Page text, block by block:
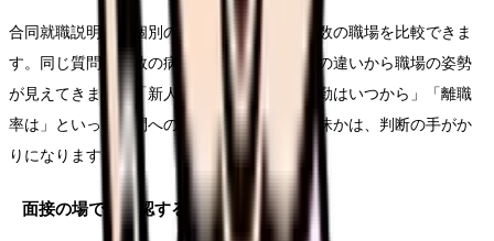
合同就職説明会や個別の病院説明会では、複数の職場を比較できま
す。同じ質問を複数の病院にすると、答え方の違いから職場の姿勢
が見えてきます。「新人研修の期間は」「夜勤はいつから」「離職
率は」といった質問への答えが具体的か、曖昧かは、判断の手がか
りになります。
面接の場でも確認する